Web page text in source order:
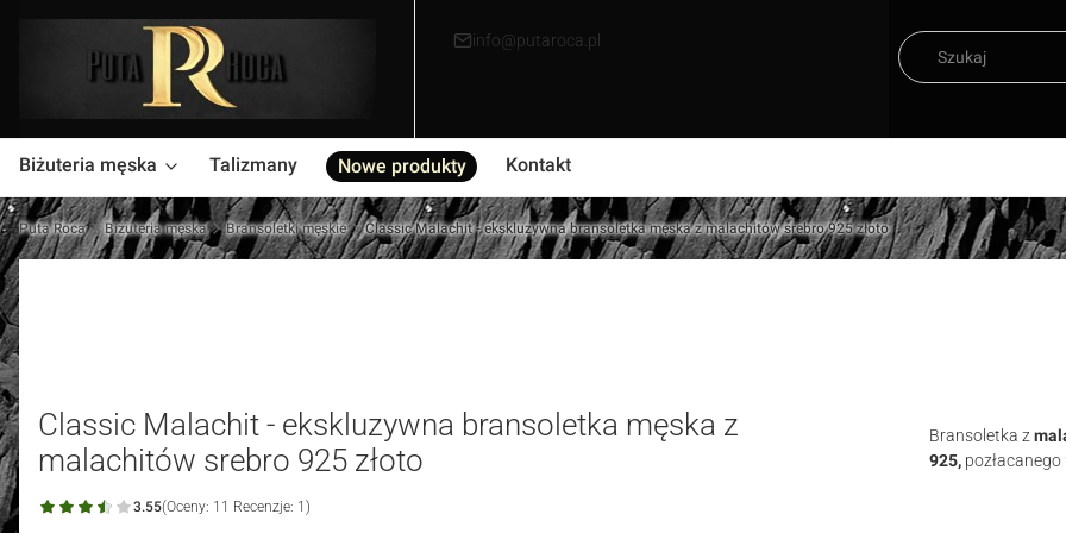
info@putaroca.pl
Biżuteria męska Talizmany Nowe produkty Kontakt
Puta Roca Biżuteria męska Bransoletki męskie Classic Malachit - ekskluzywna bransoletka męska z malachitów srebro 925 złoto
Classic Malachit - ekskluzywna bransoletka męska z
malachitów srebro 925 złoto
3.55(Oceny: 11 Recenzje: 1)
Bransoletka z
925,